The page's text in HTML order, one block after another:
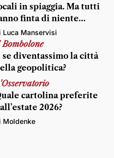
in spiaggia. Ma tutti
finta di niente…
Luca Manservisi
se diventassimo la città
geopolitica?
cartolina preferite
2026?
Moldenke